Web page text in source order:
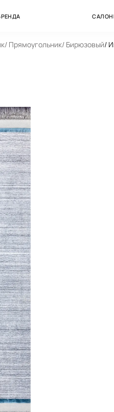
/ Прямоугольник/ Бирюзовый/